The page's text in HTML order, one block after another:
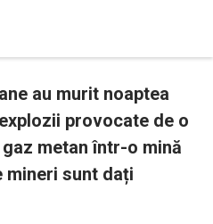
au murit noaptea
provocate de o
metan într-o mină
mineri sunt dați